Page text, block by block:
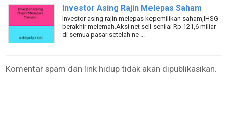
Investor Asing Rajin Melepas Saham
Investor asing rajin melepas kepemilikan saham,IHSG
berakhir melemah.Aksi net sell senilai Rp 121,6 miliar
di semua pasar setelah ne ...
Komentar spam dan link hidup tidak akan dipublikasikan.